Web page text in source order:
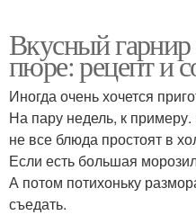
Вкусный
пюре: рецепт и
Иногда очень хочется
На пару недель, к
не все блюда простоят в
Если есть большая
А потом потихоньку
съедать.